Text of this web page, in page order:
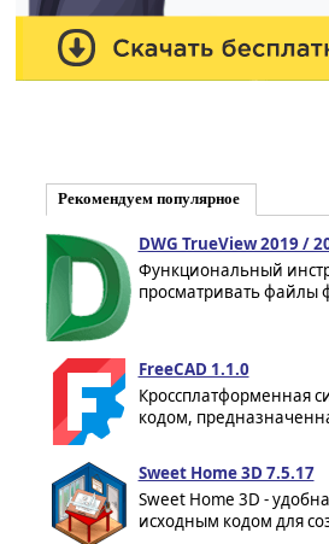
Рекомендуем популярное
DWG TrueView 2019 /
Функциональный
просматривать файлы
FreeCAD 1.1.0
Кроссплатформенная
кодом,
Sweet Home 3D 7.5.17
Sweet Home 3D -
исходным кодом для